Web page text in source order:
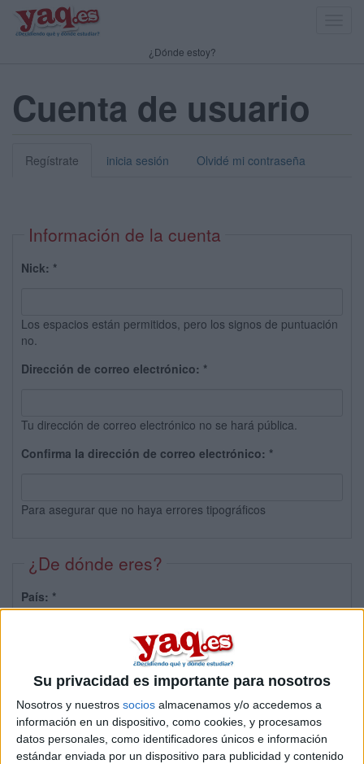
Su privacidad es importante para nosotros
Nosotros y nuestros socios almacenamos y/o accedemos a
información en un dispositivo, como cookies, y procesamos
datos personales, como identificadores únicos e información
estándar enviada por un dispositivo para publicidad y contenido
¿Dónde estoy?
Cuenta de usuario
Regístrate inicia sesión Olvidé mi contraseña
Información de la cuenta
Nick: *
Los espacios están permitidos, pero los signos de puntuación
no.
Dirección de correo electrónico: *
Tu dirección de correo electrónico no se hará pública.
Confirma la dirección de correo electrónico: *
Para asegurar que no haya errores tipográficos
¿De dónde eres?
País: *
Sobre ti